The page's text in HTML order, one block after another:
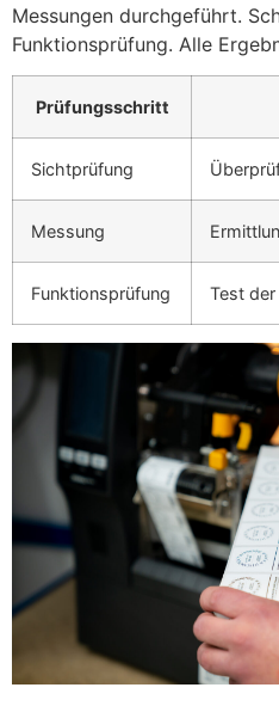
Messungen durchgeführt.
Funktionsprüfung. Alle
Prüfungsschritt
Sichtprüfung
Messung
Funktionsprüfung Test